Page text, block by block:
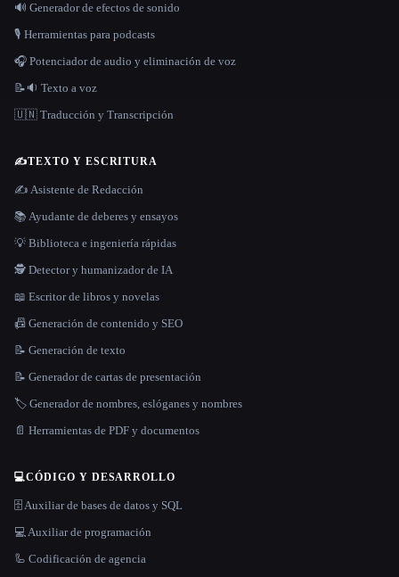
🔊 Generador de efectos de sonido
🎙️ Herramientas para podcasts
🎧 Potenciador de audio y eliminación de voz
📝🔉 Texto a voz
🇺🇳 Traducción y Transcripción
✍️TEXTO Y ESCRITURA
✍️ Asistente de Redacción
📚 Ayudante de deberes y ensayos
💡 Biblioteca e ingeniería rápidas
🕵️ Detector y humanizador de IA
📖 Escritor de libros y novelas
📠 Generación de contenido y SEO
📝 Generación de texto
📝 Generador de cartas de presentación
🏷️ Generador de nombres, eslóganes y nombres
📄 Herramientas de PDF y documentos
💻CÓDIGO Y DESARROLLO
🗄️ Auxiliar de bases de datos y SQL
💻 Auxiliar de programación
🦾 Codificación de agencia